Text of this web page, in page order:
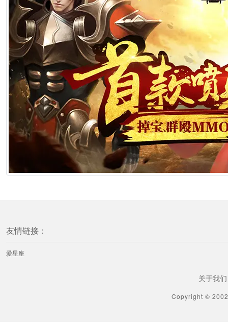
友情链接：
爱星座
关于我们
Copyright ©